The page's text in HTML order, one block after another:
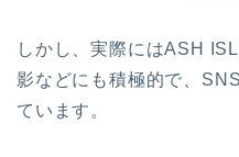
しかし、実際にはASH
影などにも積極的で、
ています。